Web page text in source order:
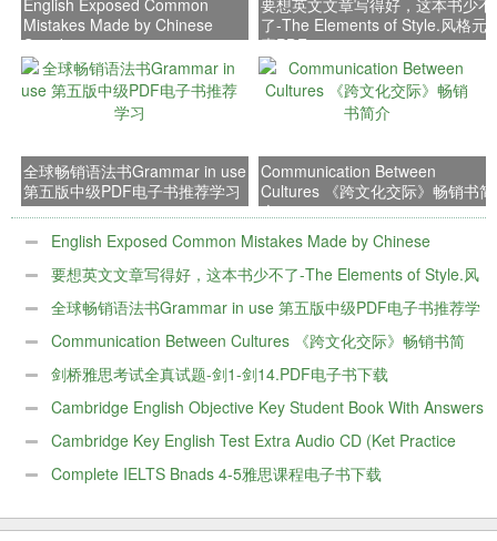
Mistakes Made by Chinese
Speakers
了-The Elements of Style.风格元
素PDF
全球畅销语法书Grammar in use
第五版中级PDF电子书推荐学习
Communication Between
Cultures 《跨文化交际》畅销书简
介
English Exposed Common Mistakes Made by Chinese
Speakers
要想英文文章写得好，这本书少不了-The Elements of Style.风
格元素PDF
全球畅销语法书Grammar in use 第五版中级PDF电子书推荐学
习 Communication Between Cultures 《跨文化交际》畅销书简
介 剑桥雅思考试全真试题-剑1-剑14.PDF电子书下载
Cambridge English Objective Key Student Book With Answers
剑桥KET
Cambridge Key English Test Extra Audio CD (Ket Practice
Tests)Complete IELTS Bnads 4-5雅思课程电子书下载